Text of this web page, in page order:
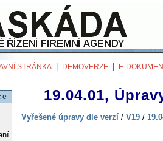
STRÁNKA DEMOVERZE E-
19.04.01,
Vyřešené úpravy dle verzí / V19 /